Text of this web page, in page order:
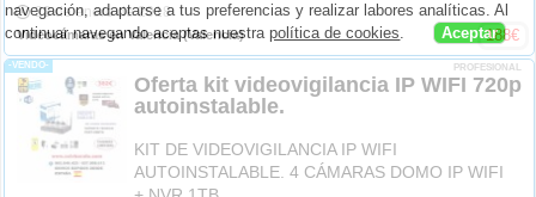
23 de enero de 2018
Videocámaras en Valencia(Valencia) 188€
-VENDO- PROFESIONAL
Oferta kit videovigilancia IP WIFI 720p
autoinstalable.
KIT DE VIDEOVIGILANCIA IP WIFI
AUTOINSTALABLE. 4 CÁMARAS DOMO IP WIFI
navegación, adaptarse a tus preferencias y realizar labores analíticas. Al
continuar navegando aceptas nuestrapolítica de cookies. Aceptar